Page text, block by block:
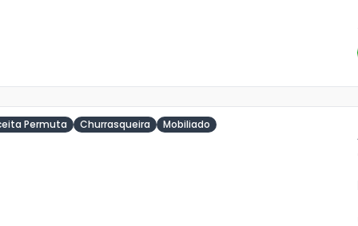
Permuta Churrasqueira Mobiliado